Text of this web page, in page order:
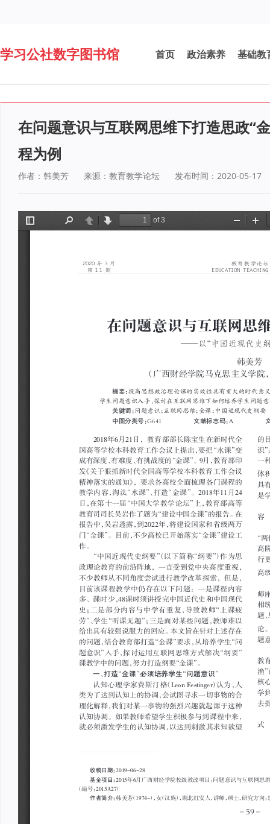
学习公社数字图书馆 首页 政治素养 基础教
在问题意识与互联网思维下打造思政
程为例
作者：韩美芳 来源：教育教学论坛 发布时间：2020-05-17